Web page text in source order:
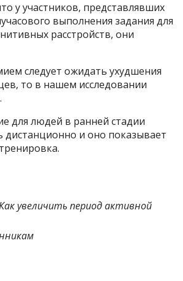
у участников, представлявших
выполнения задания для
расстройств, они
следует ожидать ухудшения
то в нашем исследовании
для людей в ранней стадии
дистанционно и оно показывает
увеличить период активной